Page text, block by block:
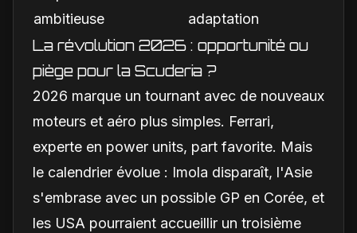
ambitieuse
adaptation
La révolution 2026 : opportunité ou
piège pour la Scuderia ?
2026 marque un tournant avec de nouveaux
moteurs et aéro plus simples. Ferrari,
experte en power units, part favorite. Mais
le calendrier évolue : Imola disparaît, l'Asie
s'embrase avec un possible GP en Corée, et
les USA pourraient accueillir un troisième